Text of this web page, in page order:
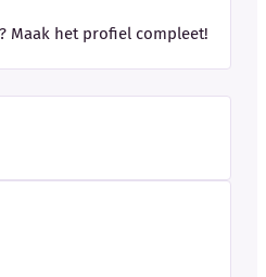
Maak het profiel compleet!